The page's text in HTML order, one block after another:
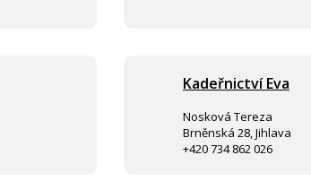
Kadeřnictví Eva
Nosková Tereza
Brněnská 28, Jihlava
+420 734 862 026